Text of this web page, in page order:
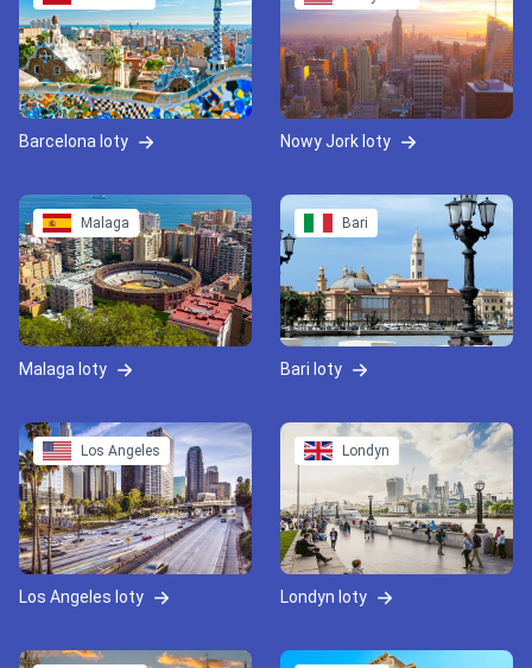
Barcelona loty Nowy Jork loty
Malaga
Malaga loty
Bari
Bari loty
Los Angeles
Los Angeles loty
Londyn
Londyn loty